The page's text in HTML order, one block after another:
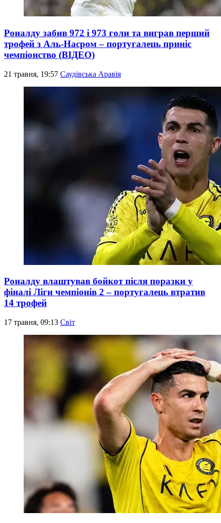
Роналду забив 972 і 973 голи та виграв перший
трофей з Аль-Насром – португалець приніс
чемпіонство (ВІДЕО)
21 травня, 19:57 Саудівська Аравія
Роналду влаштував бойкот після поразки у
фіналі Ліги чемпіонів 2 – португалець втратив
14 трофей
17 травня, 09:13 Світ